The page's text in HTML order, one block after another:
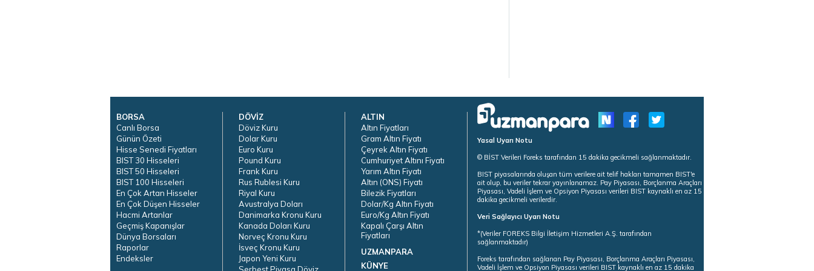
BORSA
Canlı Borsa
Günün Özeti
Hisse Senedi Fiyatları
BIST 30 Hisseleri
BIST 50 Hisseleri
BIST 100 Hisseleri
En Çok Artan Hisseler
En Çok Düşen Hisseler
Hacmi Artanlar
Geçmiş Kapanışlar
Dünya Borsaları
Raporlar
Endeksler
DÖVİZ
Döviz Kuru
Dolar Kuru
Euro Kuru
Pound Kuru
Frank Kuru
Rus Rublesi Kuru
Riyal Kuru
Avustralya Doları
Danimarka Kronu Kuru
Kanada Doları Kuru
Norveç Kronu Kuru
İsveç Kronu Kuru
Japon Yeni Kuru
Serbest Piyasa Döviz
ALTIN
Altın Fiyatları
Gram Altın Fiyatı
Çeyrek Altın Fiyatı
Cumhuriyet Altını Fiyatı
Yarım Altın Fiyatı
Altın (ONS) Fiyatı
Bilezik Fiyatları
Dolar/Kg Altın Fiyatı
Euro/Kg Altın Fiyatı
Kapalı Çarşı Altın
Fiyatları
UZMANPARA
KÜNYE
Yasal Uyarı Notu
© BİST Verileri Foreks tarafından 15 dakika gecikmeli sağlanmaktadır.
BIST piyasalarında oluşan tüm verilere ait telif hakları tamamen BIST'e
ait olup, bu veriler tekrar yayınlanamaz. Pay Piyasası, Borçlanma Araçları
Piyasası, Vadeli İşlem ve Opsiyon Piyasası verileri BIST kaynaklı en az 15
dakika gecikmeli verilerdir.
Veri Sağlayıcı Uyarı Notu
*(Veriler FOREKS Bilgi İletişim Hizmetleri A.Ş. tarafından
sağlanmaktadır)
Foreks tarafından sağlanan Pay Piyasası, Borçlanma Araçları Piyasası,
Vadeli İşlem ve Opsiyon Piyasası verileri BIST kaynaklı en az 15 dakika